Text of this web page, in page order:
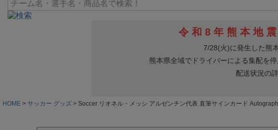
HOME サッカー グッズ Soccer リオネル・メッシ アルゼンチン代表 直筆サインカード